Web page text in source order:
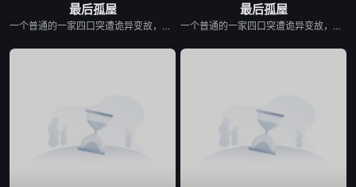
最后孤屋
一个普通的一家四口突遭诡异变故，被困在自家房屋中超过 1000 天无法出门。在资源消耗殆尽与未知神秘威胁的双重逼迫下，一家人必须想方设法联手求生，打破这间禁锢生命的困局。
最后孤屋
一个普通的一家四口突遭诡异变故，被困在自家房屋中超过 1000 天无法出门。在资源消耗殆尽与未知神秘威胁的双重逼迫下，一家人必须想方设法联手求生，打破这间禁锢生命的困局。